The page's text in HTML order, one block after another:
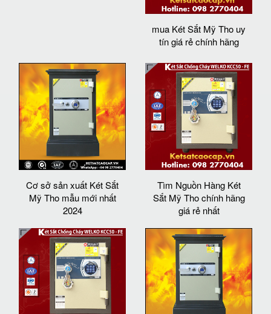
mua Két Sắt Mỹ Tho uy
tín giá rẻ chính hãng
Cơ sở sản xuất Két Sắt
Mỹ Tho mẫu mới nhất
2024
Tìm Nguồn Hàng Két
Sắt Mỹ Tho chính hãng
giá rẻ nhất